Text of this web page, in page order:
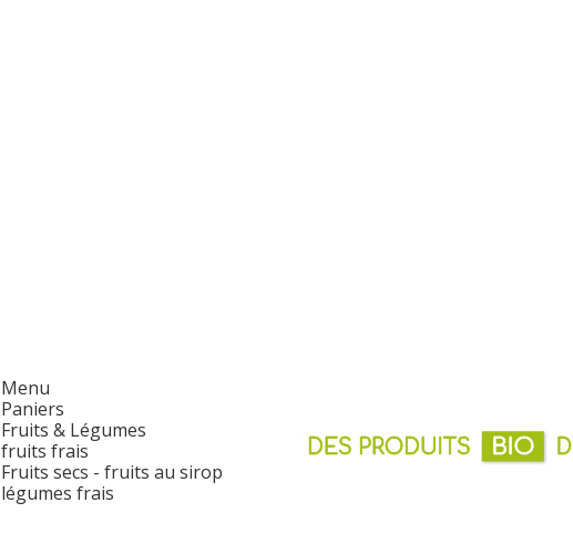
Menu
Paniers
Fruits & Légumes
fruits frais
Fruits secs - fruits au sirop
légumes frais